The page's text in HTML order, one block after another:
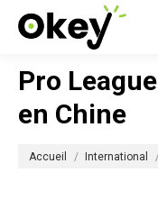
Pro
en Chine
Accueil International